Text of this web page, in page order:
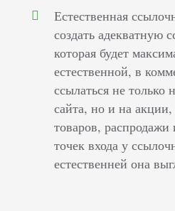
Естественная
создать адекватную
которая будет
естественной, в
ссылаться не
сайта, но и на
товаров,
точек входа у
естественней она